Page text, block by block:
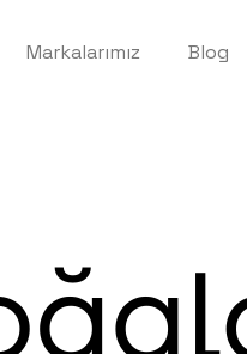
Markalarımız Blog